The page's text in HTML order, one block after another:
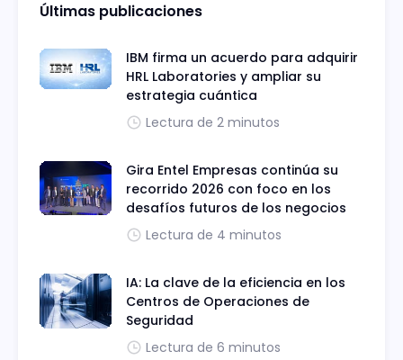
Últimas publicaciones
IBM firma un acuerdo para adquirir
HRL Laboratories y ampliar su
estrategia cuántica
Lectura de 2 minutos
Gira Entel Empresas continúa su
recorrido 2026 con foco en los
desafíos futuros de los negocios
Lectura de 4 minutos
IA: La clave de la eficiencia en los
Centros de Operaciones de
Seguridad
Lectura de 6 minutos